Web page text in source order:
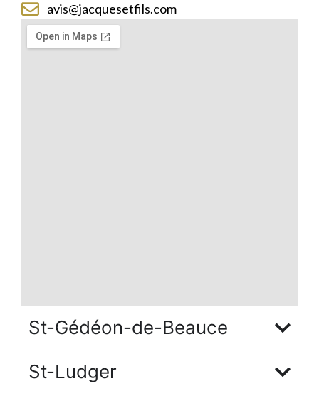
avis@jacquesetfils.com
St-Gédéon-de-Beauce
St-Ludger